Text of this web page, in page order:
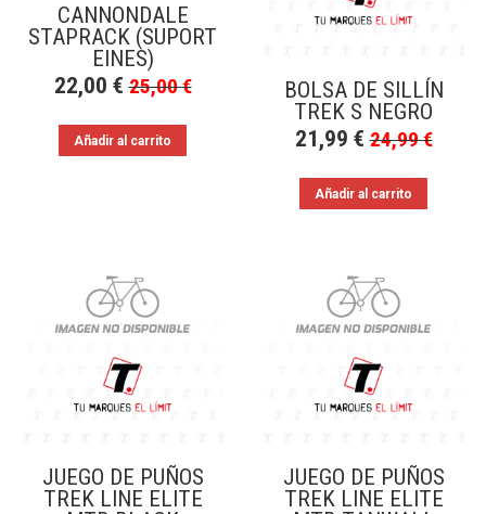
CANNONDALE
STAPRACK (SUPORT
EINES)
22,00 € 25,00€
Añadir al carrito
BOLSA DE SILLÍN
TREK S NEGRO
21,99 € 24,99€
Añadir al carrito
JUEGO DE PUÑOS
TREK LINE ELITE
JUEGO DE PUÑOS
TREK LINE ELITE